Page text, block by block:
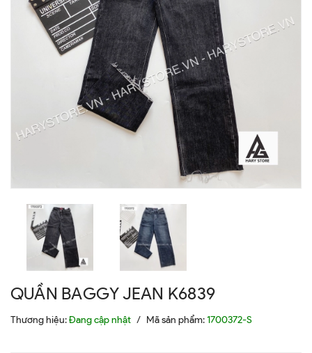
QUẦN BAGGY JEAN K6839
Thương hiệu:Đang cập nhật / Mã sản phẩm:1700372-S